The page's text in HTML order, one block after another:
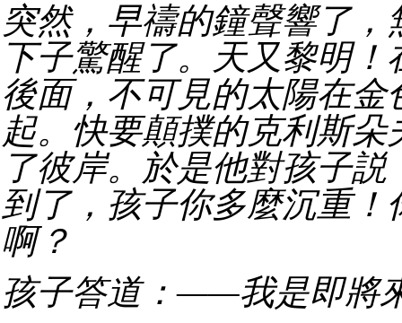
突然，早禱的鐘聲響了，
下子驚醒了。天又黎明！
後面，不可見的太陽在金
起。快要顛撲的克利斯朵
了彼岸。於是他對孩子
到了，孩子你多麼沉重！
啊？
孩子答道：——我是即將